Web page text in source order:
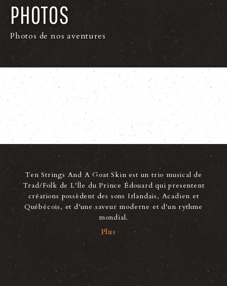
MÉDIAS
CONTACT
PHOTOS
Photos de nos aventures
Ten Strings And A Goat Skin est un trio musical de
Trad/Folk de L'Île du Prince Édouard qui presentent
créations possèdent des sons Irlandais, Acadien et
Québécois, et d'une saveur moderne et d'un rythme
mondial.
Plus